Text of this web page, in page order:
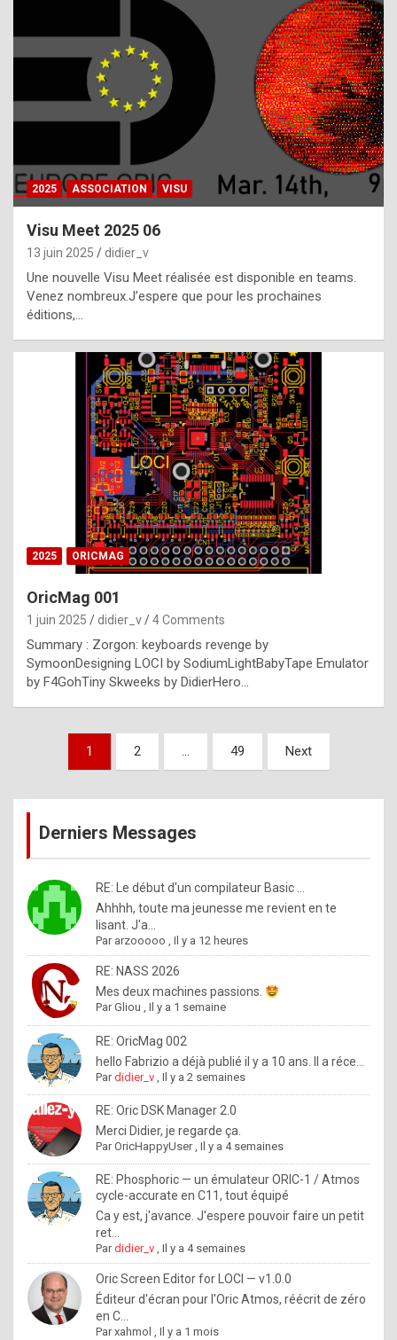
h
a
t
t
e
b
e
s
t
p
h
o
n
y
l
e
x
a
%
m
a
d
b
y
o
l
e
x
.
I
f
y
o
u
w
2025 ASSOCIATION VISU
Visu Meet 2025 06
13 juin 2025 didier_v
Une nouvelle Visu Meet réalisée est disponible en teams.
Venez nombreux.J’espere que pour les prochaines
éditions,…
2025 ORICMAG
OricMag 001
1 juin 2025 didier_v 4 Comments
Summary : Zorgon: keyboards revenge by
SymoonDesigning LOCI by SodiumLightBabyTape Emulator
by F4GohTiny Skweeks by DidierHero…
Pagination
publications
1 2 … 49 Next
Derniers Messages
RE: Le début d'un compilateur Basic ...
Ahhhh, toute ma jeunesse me revient en te
lisant. J'a...
Par arzooooo ,Il y a 12 heures
RE: NASS 2026
Mes deux machines passions.
ParGliou ,Il y a 1 semaine
RE: OricMag 002
hello Fabrizio a déjà publié il y a 10 ans. Il a réce...
Pardidier_v ,Il y a 2 semaines
RE: Oric DSK Manager 2.0
Merci Didier, je regarde ça.
ParOricHappyUser,Il y a 4 semaines
RE: Phosphoric — un émulateur ORIC-1 / Atmos
cycle-accurate en C11, tout équipé
Ca y est, j'avance. J'espere pouvoir faire un petit
ret...
Pardidier_v ,Il y a 4 semaines
Oric Screen Editor for LOCI — v1.0.0
Éditeur d'écran pour l'Oric Atmos, réécrit de zéro
en C...
Parxahmol ,Il y a 1 mois